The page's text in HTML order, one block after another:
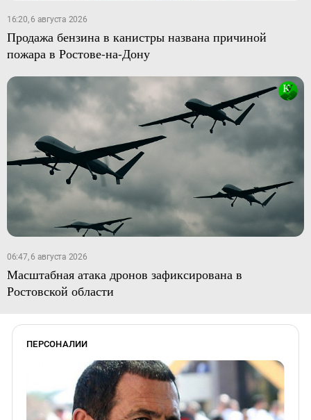
16:20, 6 августа 2026
Продажа бензина в канистры названа причиной
пожара в Ростове-на-Дону
06:47, 6 августа 2026
Масштабная атака дронов зафиксирована в
Ростовской области
ПЕРСОНАЛИИ